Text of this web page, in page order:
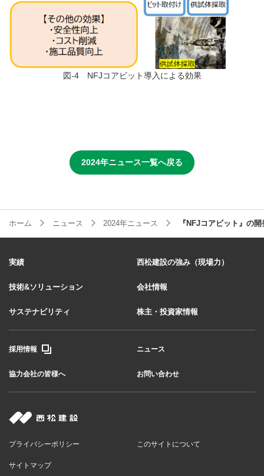
図-4 NFJコアビット導入による効果
2024年ニュース一覧へ戻る
ホーム ニュース 2024年ニュース 『NFJコアビット』の開
実績 西松建設の強み（現場力）
技術&ソリューション 会社情報
サステナビリティ 株主・投資家情報
採用情報 ニュース
協力会社の皆様へ お問い合わせ
プライバシーポリシー このサイトについて
サイトマップ